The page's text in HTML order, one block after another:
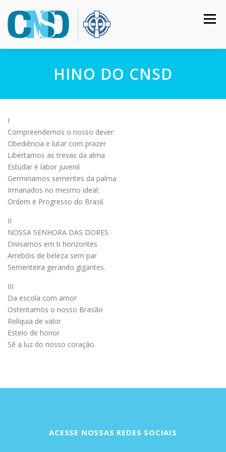
para
conteúdo
Menu
COLÉGIO INSTITUCIONAL CURSOS
ACESSO RESTRITO
HINO DO CNSD
I
Compreendemos o nosso dever:
Obediência e lutar com prazer
Libertamos as trevas da alma
Estudar é labor juvenil
Germinamos sementes da palma
Irmanados no mesmo ideal:
Ordem e Progresso do Brasil.
II
NOSSA SENHORA DAS DORES
Divisamos em ti horizontes
Arrebóis de beleza sem par
Sementeira gerando gigantes.
III
Da escola com amor
Ostentamos o nosso Brasão
Relíquia de valor
Esteio de honor
Sê a luz do nosso coração.
ACESSE NOSSAS REDES SOCIAIS